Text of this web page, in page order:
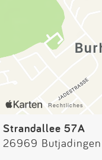
Strandallee 57A
26969 Butjadingen